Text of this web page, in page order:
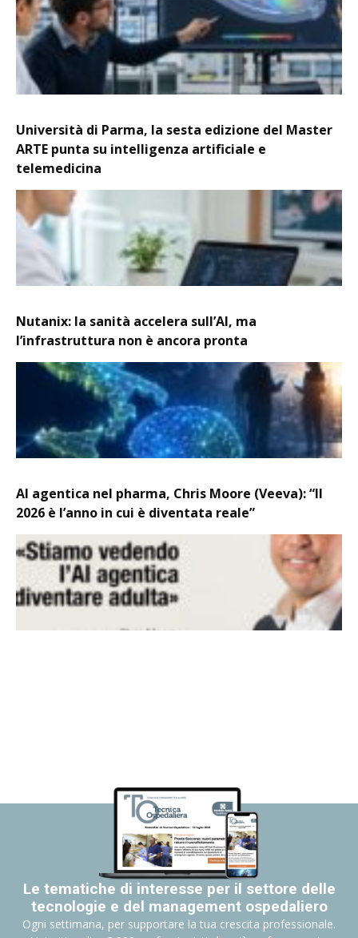
Università di Parma, la sesta edizione del Master
ARTE punta su intelligenza artificiale e
telemedicina
Nutanix: la sanità accelera sull’AI, ma
l’infrastruttura non è ancora pronta
AI agentica nel pharma, Chris Moore (Veeva): “Il
2026 è l’anno in cui è diventata reale”
Le tematiche di interesse per il settore delle
tecnologie e del management ospedaliero
Ogni settimana, per supportare la tua crescita professionale.